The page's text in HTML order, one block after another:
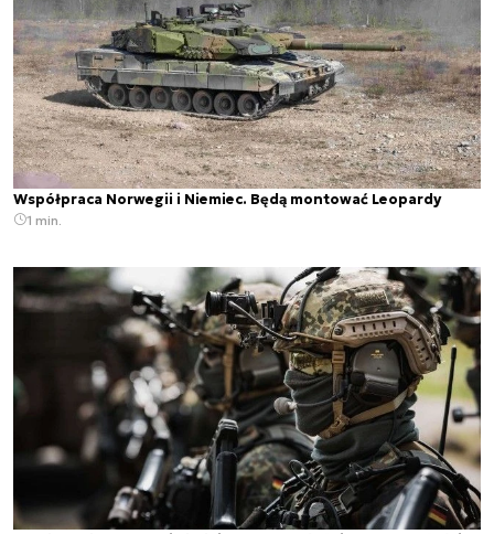
Współpraca Norwegii i Niemiec. Będą montować Leopardy
1 min.